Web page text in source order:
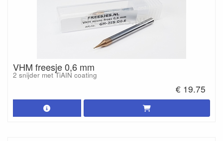
VHM freesje 0,6 mm
2 snijder met TiAIN coating
€ 19.75